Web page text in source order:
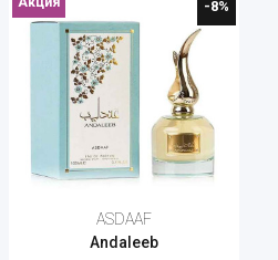
-8%
ASDAAF
Andaleeb